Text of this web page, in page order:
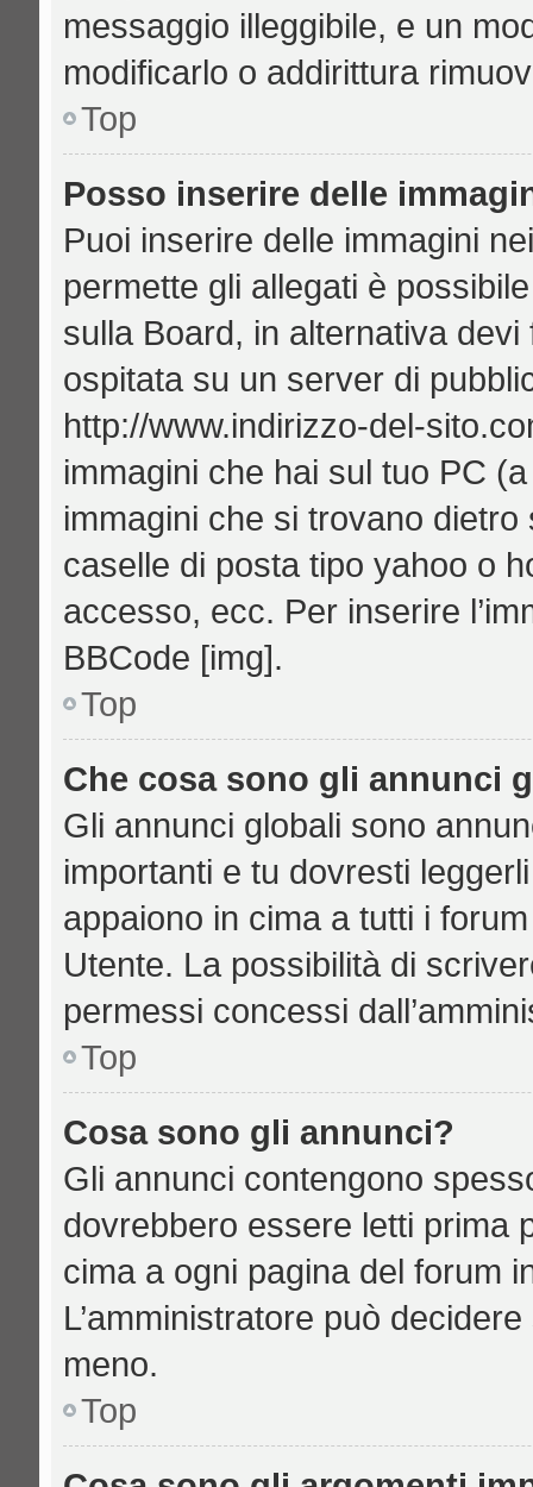
messaggio illeggibile, e un
modificarlo o addirittura
Top
Posso inserire delle
Puoi inserire delle immagini
permette gli allegati è
sulla Board, in alternativa devi
ospitata su un server di
http://www.indirizzo-del-
immagini che hai sul tuo PC
immagini che si trovano
caselle di posta tipo yahoo o
accesso, ecc. Per inserire
BBCode [img].
Top
Che cosa sono gli annunci
Gli annunci globali sono
importanti e tu dovresti
appaiono in cima a tutti i
Utente. La possibilità di
permessi concessi
Top
Cosa sono gli annunci?
Gli annunci contengono
dovrebbero essere letti prima
cima a ogni pagina del forum
L’amministratore può
meno.
Top